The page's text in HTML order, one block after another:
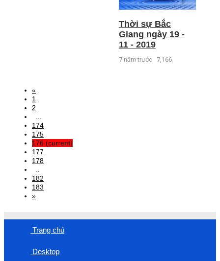
Thời sự Bắc
Giang ngày 19 -
11 - 2019
7 năm trước 7,166
«
1
2
174
175
176 (current)
177
178
182
183
»
Trang chủ
Desktop